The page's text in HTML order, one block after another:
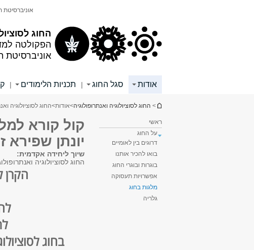
החוג
הפקולטה
אוניברסיטת
אוניברסיטת
אודות סגל החוג | תכניות הלימודים |
הינך נמצא כאן
> החוג לסוציולוגיה ואנתרופולוגיה>אודות>החוג לסוציולוגיה
ראשי
על החוג
דרוגים בין לאומיים
בואו להכיר אותנו
בוגרות ובוגרי החוג
אפשרויות תעסוקה
מלגות בחוג
גלריה
קול קורא
יונתן
שיוך ליחידה אקדמית:
החוג לסוציולוגיה
הקרן
בחוג